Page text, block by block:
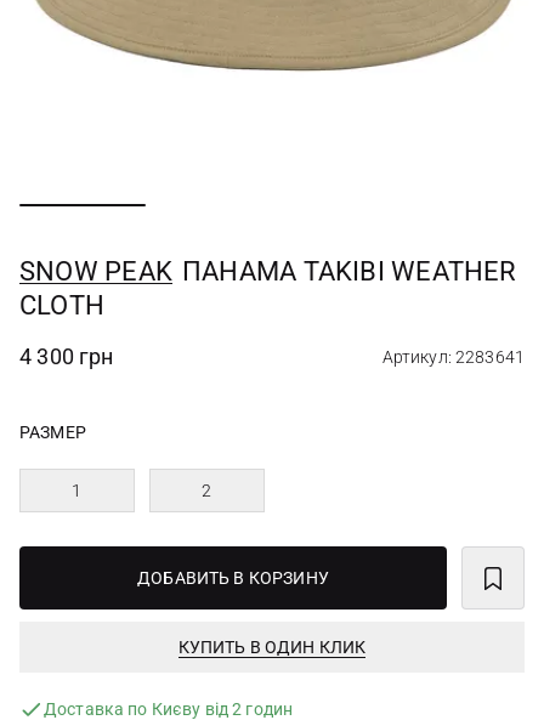
SNOW PEAK ПАНАМА TAKIBI WEATHER
CLOTH
4 300 грн Артикул: 2283641
РАЗМЕР
1 2
ДОБАВИТЬ В КОРЗИНУ
КУПИТЬ В ОДИН КЛИК
Доставка по Києву від 2 годин